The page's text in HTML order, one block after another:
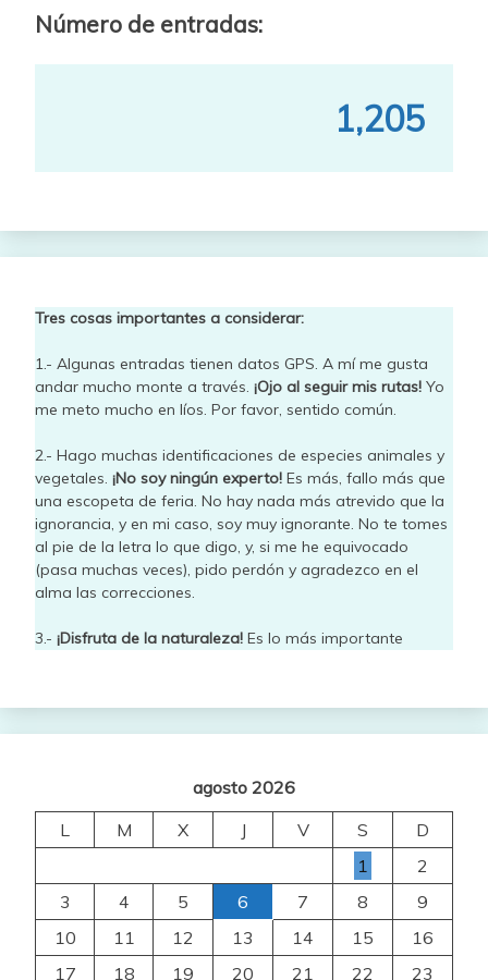
Número de entradas:
1,205
Tres cosas importantes a considerar:
1.- Algunas entradas tienen datos GPS. A mí me gusta
andar mucho monte a través. ¡Ojo al seguir mis rutas! Yo
me meto mucho en líos. Por favor, sentido común.
2.- Hago muchas identificaciones de especies animales y
vegetales. ¡No soy ningún experto! Es más, fallo más que
una escopeta de feria. No hay nada más atrevido que la
ignorancia, y en mi caso, soy muy ignorante. No te tomes
al pie de la letra lo que digo, y, si me he equivocado
(pasa muchas veces), pido perdón y agradezco en el
alma las correcciones.
3.- ¡Disfruta de la naturaleza! Es lo más importante
agosto 2026
L
M X J V S
D
1
2
3
4 5 6 7 8
9
10
11 12 13 14 15
16
17
18 19 20 21 22
23